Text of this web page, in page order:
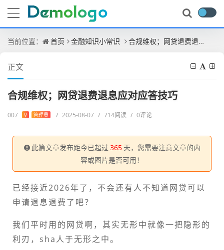
当前位置： 首页 金融知识小常识 合规维权；网贷退费退息应对应答技巧
正文
合规维权；网贷退费退息应对应答技巧
007 V 管理员 / 2025-08-07 / 714阅读 / 0评论
此篇文章发布距今已超过 365 天，您需要注意文章的内
容或图片是否可用！
已经接近2026年了，不会还有人不知道网贷可以
申请退息退费了吧？
我们平时用的网贷啊，其实无形中就像一把隐形的
利刃，sha人于无形之中。